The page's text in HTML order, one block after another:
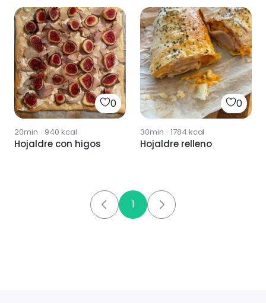
0
20min · 940 kcal
Hojaldre con higos
0
30min · 1784 kcal
Hojaldre relleno
1